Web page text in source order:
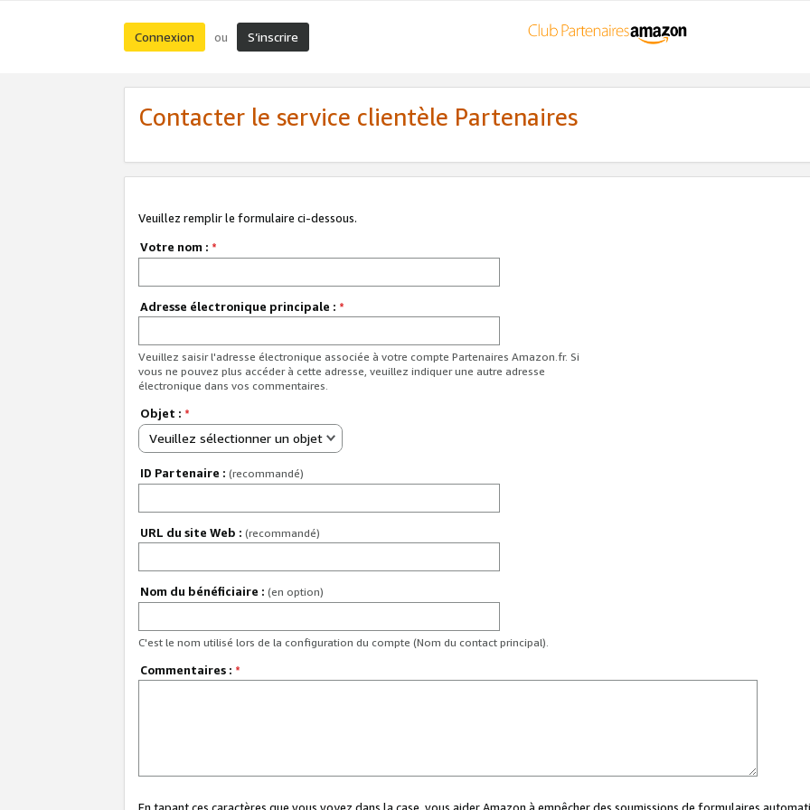
Connexion ou S’inscrire
Contacter le service clientèle Partenaires
Veuillez remplir le formulaire ci-dessous.
Votre nom : *
Adresse électronique principale : *
Veuillez saisir l'adresse électronique associée à votre compte Partenaires Amazon.fr. Si
vous ne pouvez plus accéder à cette adresse, veuillez indiquer une autre adresse
électronique dans vos commentaires.
Objet : *
Veuillez sélectionner un objet
ID Partenaire : (recommandé)
URL du site Web : (recommandé)
Nom du bénéficiaire : (en option)
C'est le nom utilisé lors de la configuration du compte (Nom du contact principal).
Commentaires : *